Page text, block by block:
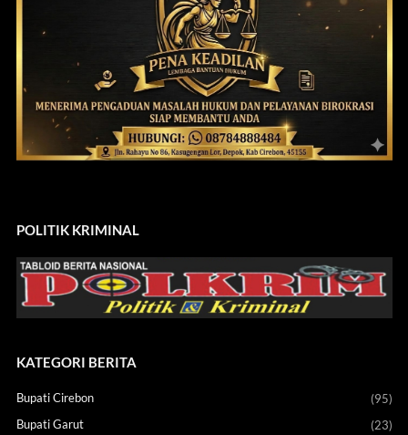
POLITIK KRIMINAL
KATEGORI BERITA
Bupati Cirebon
(95)
Bupati Garut
(23)